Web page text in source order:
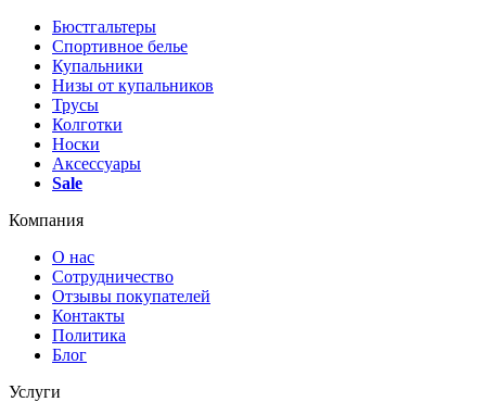
Бюстгальтеры
Спортивное белье
Купальники
Низы от купальников
Трусы
Колготки
Носки
Аксессуары
Sale
Компания
О нас
Сотрудничество
Отзывы покупателей
Контакты
Политика
Блог
Услуги